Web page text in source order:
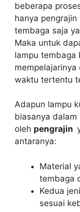
beberapa
hanya
tembaga saja
Maka untuk
lampu tembaga
waktu tertentu
Adapun lampu
biasanya
oleh pengrajin
antaranya:
Material
tembaga
Kedua
sesuai